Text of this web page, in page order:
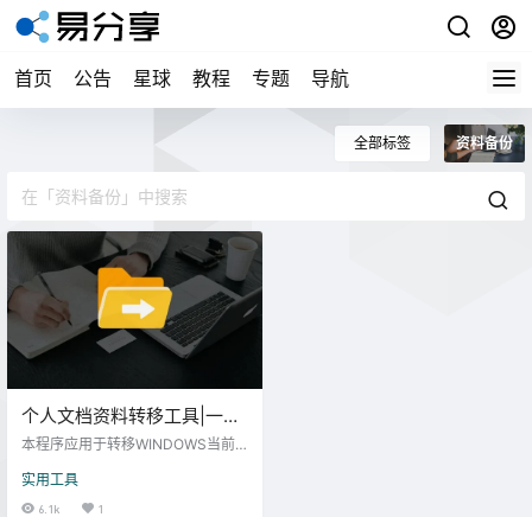
首页 公告 星球 教程 专题 导航
全部标签 资料备份
个人文档资料转移工具|一键
修改系统文档、收藏夹、桌
本程序应用于转移WINDOWS当前
盘，可以腾出系统盘空间占用以及
预防当重装或恢复系统后个人资料
实用工具
6.1k 1